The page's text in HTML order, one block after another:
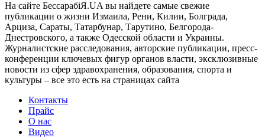
На сайте БессарабіЯ.UA вы найдете самые свежие
публикации о жизни Измаила, Рени, Килии, Болграда,
Арциза, Сараты, Татарбунар, Тарутино, Белгорода-
Днестровского, а также Одесской области и Украины.
Журналистские расследования, авторские публикации, пресс-
конференции ключевых фигур органов власти, эксклюзивные
новости из сфер здравохранения, образования, спорта и
культуры – все это есть на страницах сайта
Контакты
Прайс
О нас
Видео